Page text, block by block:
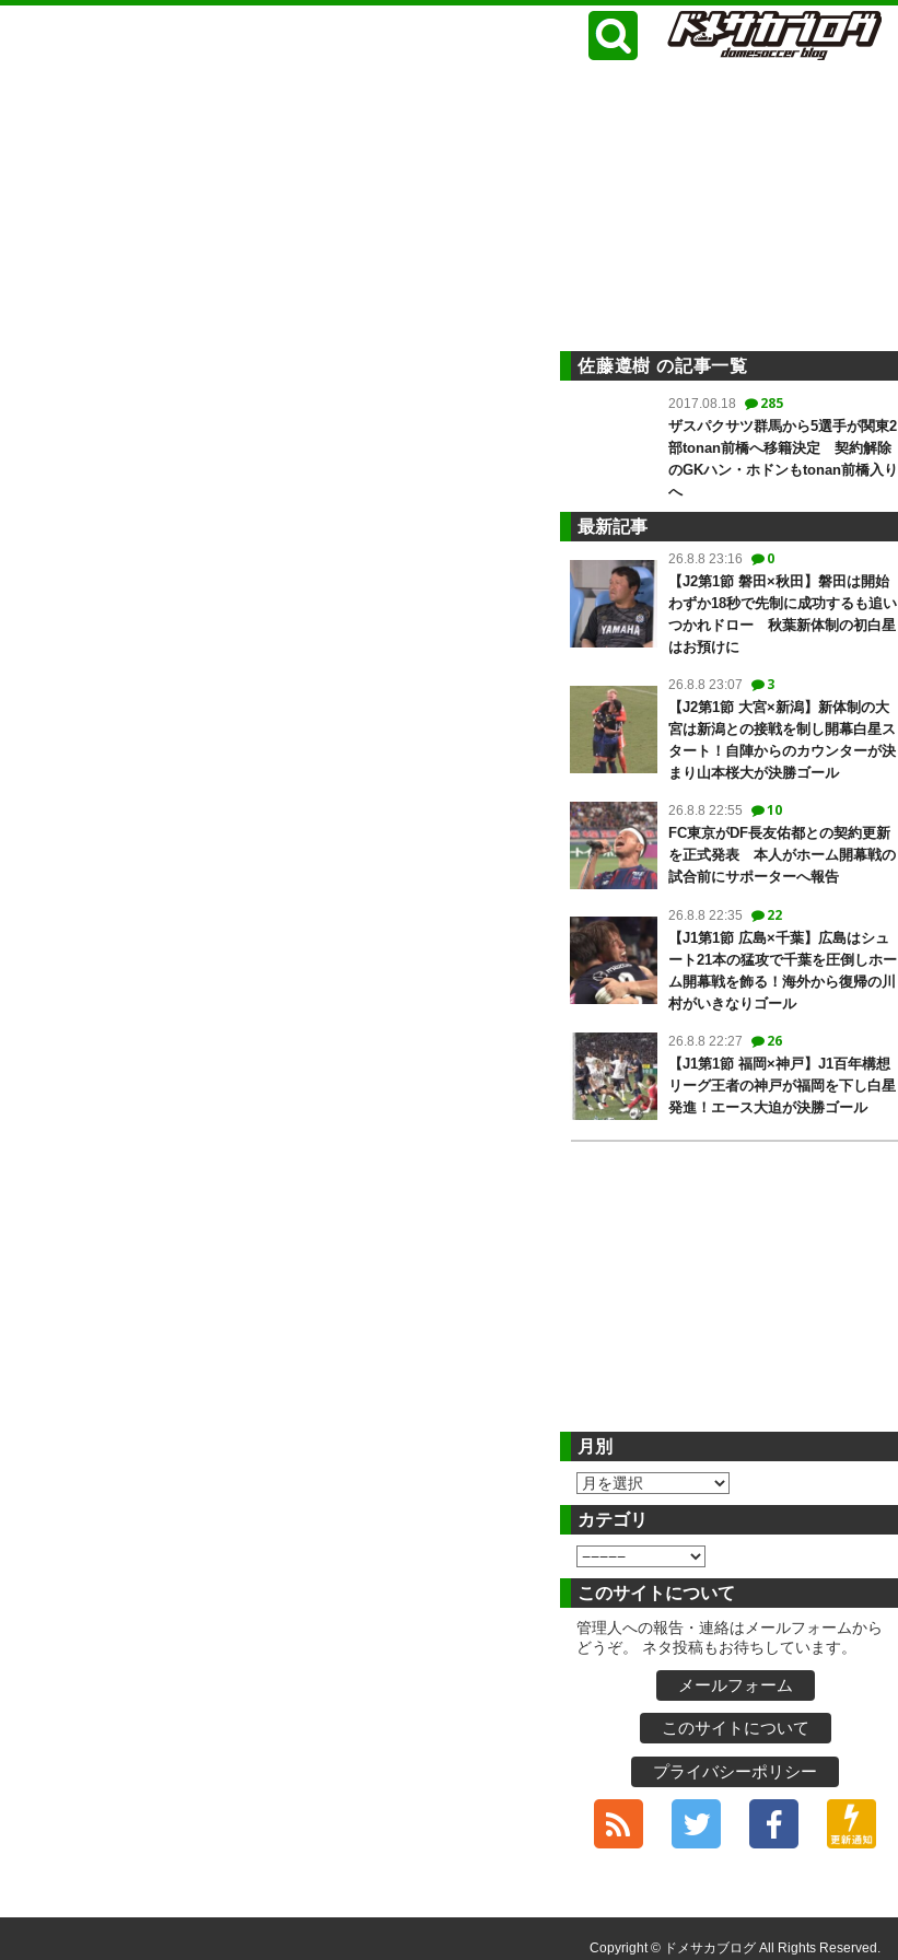
佐藤遵樹 の記事一覧
2017.08.18 285
ザスパクサツ群馬から5選手が関東2
部tonan前橋へ移籍決定 契約解除
のGKハン・ホドンもtonan前橋入り
へ
最新記事
26.8.8 23:16 0
【J2第1節 磐田×秋田】磐田は開始
わずか18秒で先制に成功するも追い
つかれドロー 秋葉新体制の初白星
はお預けに
26.8.8 23:07 3
【J2第1節 大宮×新潟】新体制の大
宮は新潟との接戦を制し開幕白星ス
タート！自陣からのカウンターが決
まり山本桜大が決勝ゴール
26.8.8 22:55 10
FC東京がDF長友佑都との契約更新
を正式発表 本人がホーム開幕戦の
試合前にサポーターへ報告
26.8.8 22:35 22
【J1第1節 広島×千葉】広島はシュ
ート21本の猛攻で千葉を圧倒しホー
ム開幕戦を飾る！海外から復帰の川
村がいきなりゴール
26.8.8 22:27 26
【J1第1節 福岡×神戸】J1百年構想
リーグ王者の神戸が福岡を下し白星
発進！エース大迫が決勝ゴール
月別
カテゴリ
このサイトについて
管理人への報告・連絡はメールフォームから
どうぞ。 ネタ投稿もお待ちしています。
メールフォーム
このサイトについて
プライバシーポリシー
Copyright © ドメサカブログ All Rights Reserved.